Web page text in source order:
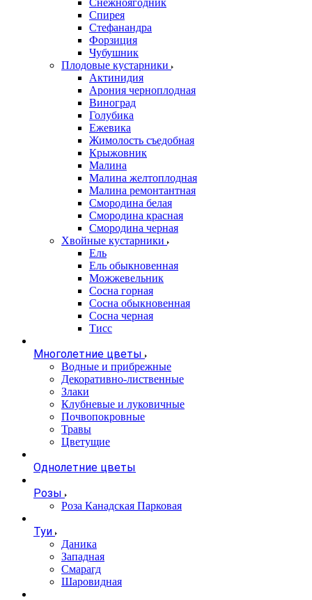
Снежноягодник
Спирея
Стефанандра
Форзиция
Чубушник
Плодовые кустарники
Актинидия
Арония черноплодная
Виноград
Голубика
Ежевика
Жимолость съедобная
Крыжовник
Малина
Малина желтоплодная
Малина ремонтантная
Смородина белая
Смородина красная
Смородина черная
Хвойные кустарники
Ель
Ель обыкновенная
Можжевельник
Сосна горная
Сосна обыкновенная
Сосна черная
Тисс
Многолетние цветы
Водные и прибрежные
Декоративно-лиственные
Злаки
Клубневые и луковичные
Почвопокровные
Травы
Цветущие
Однолетние цветы
Розы
Роза Канадская Парковая
Туи
Даника
Западная
Смарагд
Шаровидная